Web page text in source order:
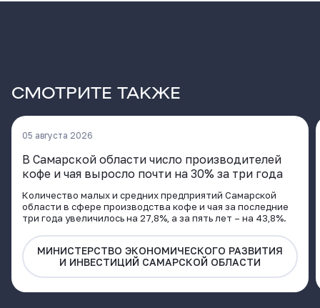
СМОТРИТЕ ТАКЖЕ
05 августа 2026
В Самарской области число производителей
кофе и чая выросло почти на 30% за три года
Количество малых и средних предприятий Самарской
области в сфере производства кофе и чая за последние
три года увеличилось на 27,8%, а за пять лет – на 43,8%.
МИНИСТЕРСТВО ЭКОНОМИЧЕСКОГО РАЗВИТИЯ
И ИНВЕСТИЦИЙ САМАРСКОЙ ОБЛАСТИ